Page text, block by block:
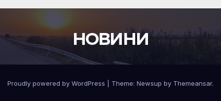
НОВИНИ
Proudly powered by WordPress Theme: Newsup by Themeansar.